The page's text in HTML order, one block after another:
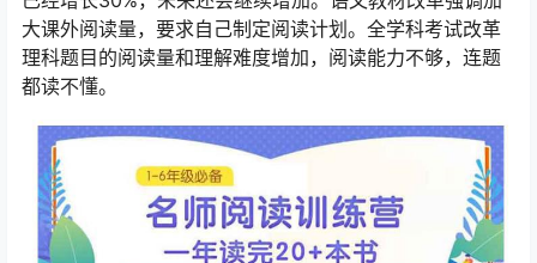
大课外阅读量，要求自己制定阅读计划。全学科考试改革
理科题目的阅读量和理解难度增加，阅读能力不够，连题
都读不懂。